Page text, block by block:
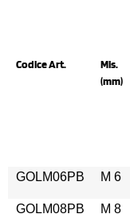
Codice Art.
Mis.
(mm)
GOLM06PB M 6
GOLM08PB M 8